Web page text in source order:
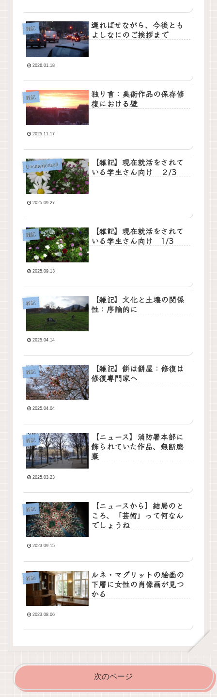
雑記
遅ればせながら、今後とも
よしなにのご挨拶まで
2026.01.18
雑記
独り言：美術作品の保存修
復における壁
2025.11.17
Uncategorized
【雑記】現在就活をされて
いる学生さん向け ２/3
2025.09.27
雑記
【雑記】現在就活をされて
いる学生さん向け 1/3
2025.09.13
雑記
【雑記】文化と土壌の関係
性：序論的に
2025.04.14
雑記
【雑記】餅は餅屋：修復は
修復専門家へ
2025.04.04
雑記
【ニュース】消防署本部に
飾られていた作品、無断廃
棄
2025.03.23
雑記
【ニュースから】結局のと
ころ、「芸術」って何なん
でしょうね
2023.09.15
雑記
ルネ・マグリットの絵画の
下層に女性の肖像画が見つ
かる
2023.08.06
次のページ